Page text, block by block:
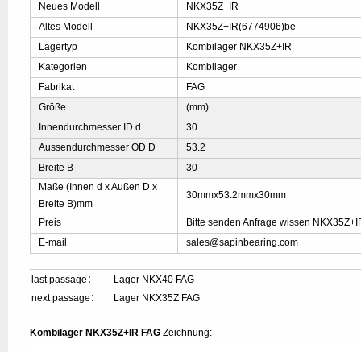
Neues Modell
NKX35Z+IR
Altes Modell
NKX35Z+IR(6774906)be
Lagertyp
Kombilager NKX35Z+IR
Kategorien
Kombilager
Fabrikat
FAG
Größe
(mm)
Innendurchmesser ID d
30
Aussendurchmesser OD D
53.2
Breite B
30
Maße (Innen d x Außen D x
Breite B)mm
30mmx53.2mmx30mm
Preis
Bitte senden Anfrage wissen
E-mail
sales@sapinbearing.com
last passage：
Lager NKX40 FAG
next passage：
Lager NKX35Z FAG
Kombilager NKX35Z+IR FAG Zeichnung: